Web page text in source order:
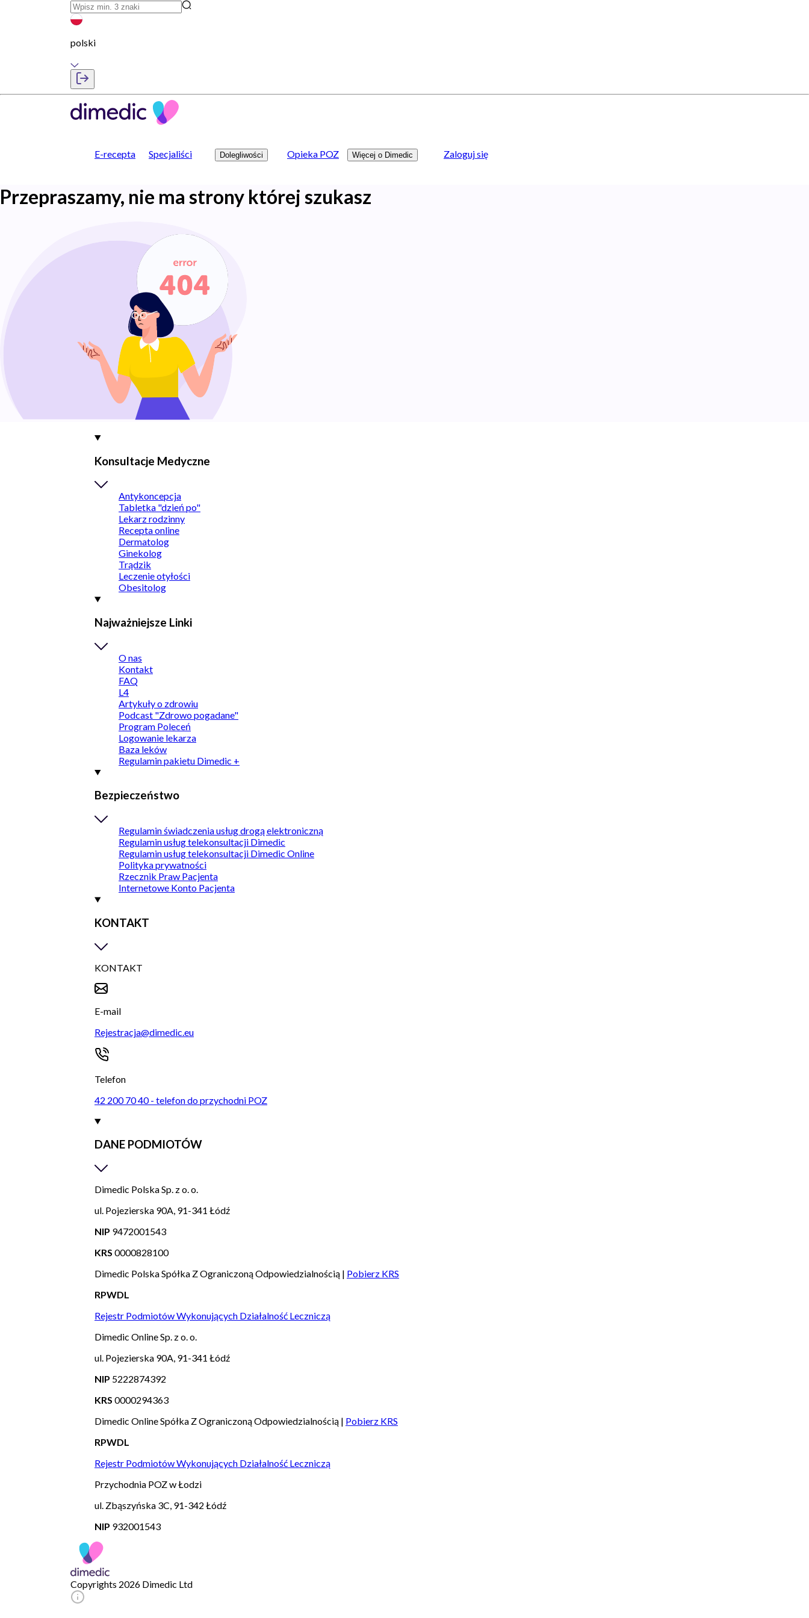
polski
E-recepta Specjaliści Dolegliwości Opieka POZ Więcej o Dimedic Zaloguj się
Przepraszamy, nie ma strony której szukasz
Konsultacje Medyczne
Antykoncepcja
Tabletka "dzień po"
Lekarz rodzinny
Recepta online
Dermatolog
Ginekolog
Trądzik
Leczenie otyłości
Obesitolog
Najważniejsze Linki
O nas
Kontakt
FAQ
L4
Artykuły o zdrowiu
Podcast "Zdrowo pogadane"
Program Poleceń
Logowanie lekarza
Baza leków
Regulamin pakietu Dimedic +
Bezpieczeństwo
Regulamin świadczenia usług drogą elektroniczną
Regulamin usług telekonsultacji Dimedic
Regulamin usług telekonsultacji Dimedic Online
Polityka prywatności
Rzecznik Praw Pacjenta
Internetowe Konto Pacjenta
KONTAKT
KONTAKT
E-mail
Rejestracja@dimedic.eu
Telefon
42 200 70 40 - telefon do przychodni POZ
DANE PODMIOTÓW
Dimedic Polska Sp. z o. o.
ul. Pojezierska 90A, 91-341 Łódź
NIP 9472001543
KRS 0000828100
Dimedic Polska Spółka Z Ograniczoną Odpowiedzialnością | Pobierz KRS
RPWDL
Rejestr Podmiotów Wykonujących Działalność Leczniczą
Dimedic Online Sp. z o. o.
ul. Pojezierska 90A, 91-341 Łódź
NIP 5222874392
KRS 0000294363
Dimedic Online Spółka Z Ograniczoną Odpowiedzialnością | Pobierz KRS
RPWDL
Rejestr Podmiotów Wykonujących Działalność Leczniczą
Przychodnia POZ w Łodzi
ul. Zbąszyńska 3C, 91-342 Łódź
NIP 932001543
Copyrights 2026 Dimedic Ltd